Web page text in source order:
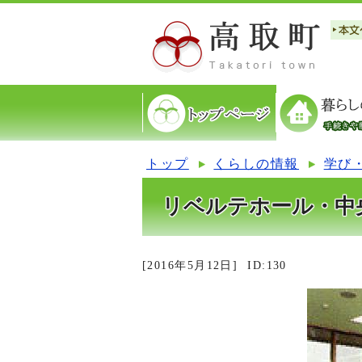
トップ くらしの情報 学び
リベルテホール・
[2016年5月12日] ID:130